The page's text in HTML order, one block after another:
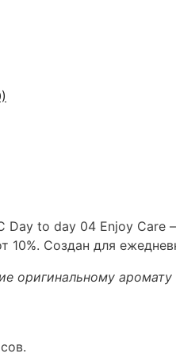
Day to day 04 Enjoy
10%. Создан для
оригинальному аромату